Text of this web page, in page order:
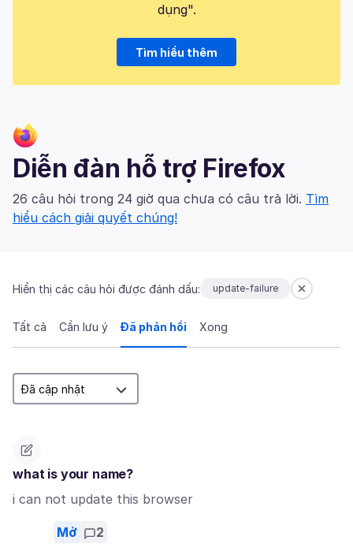
dụng".
Tìm hiểu thêm
Diễn đàn hỗ trợ Firefox
26 câu hỏi trong 24 giờ qua chưa có câu trả lời. Tìm
hiểu cách giải quyết chúng!
Hiển thị các câu hỏi được đánh dấu: update-failure
Tất cả Cần lưu ý Đã phản hồi Xong
what is your name?
i can not update this browser
Mở 2